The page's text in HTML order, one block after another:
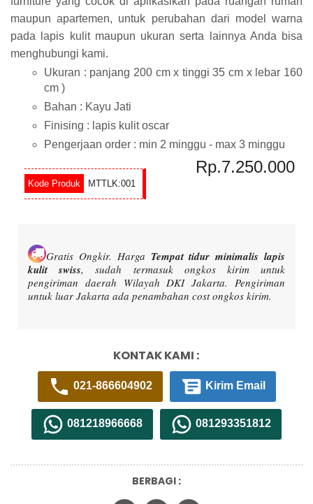
maupun apartemen, untuk perubahan dari model warna
pada lapis kulit maupun ukuran serta lainnya Anda bisa
menghubungi kami.
Ukuran : panjang 200 cm x tinggi 35 cm x lebar 160
cm )
Bahan : Kayu Jati
Finising : lapis kulit oscar
Pengerjaan order : min 2 minggu - max 3 minggu
MTTLK:001
Rp.7.250.000
Gratis Ongkir. Harga Tempat tidur minimalis lapis
kulit swiss, sudah termasuk ongkos kirim untuk
pengiriman daerah Wilayah DKI Jakarta. Pengiriman
untuk luar Jakarta ada penambahan cost ongkos kirim.
KONTAK KAMI :
021-866604902 Kirim Email
081218966668 081293351812
BERBAGI :